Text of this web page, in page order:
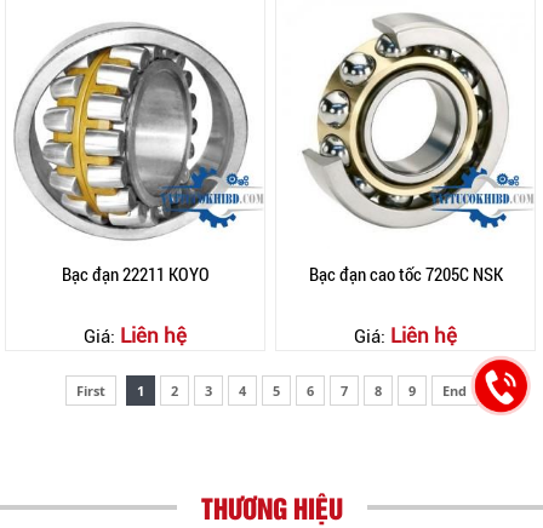
Bạc đạn 22211 KOYO
Giá: Liên hệ
Bạc đạn cao tốc 7205C NSK
Giá: Liên hệ
First 1 2 3 4 5 6 7 8 9 End
THƯƠNG HIỆU